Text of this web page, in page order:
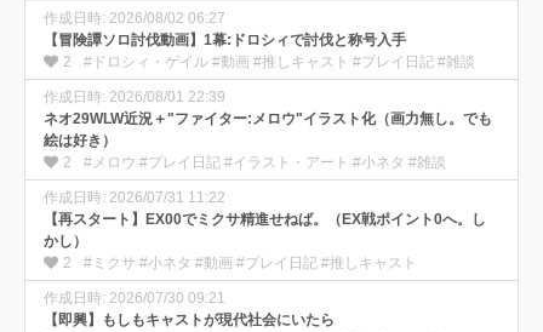
作成日時: 2026/08/02 06:27
【冒険譚ソロ討伐動画】1幕:ドロシィで討伐と称号入手
2
#ドロシィ・ゲイル #動画 #推しキャスト #プレイ日記 #雑談
作成日時: 2026/08/01 22:39
ネオ29WLW近況＋"ファイター:メロウ"イラスト化（画力無し。でも
絵は好き）
2
#メロウ #プレイ日記 #イラスト・アート #小ネタ #雑談
作成日時: 2026/07/31 11:22
【再スタート】EX00でミクサ精進せねば。（EX戦ポイント0へ。し
かし）
2
#ミクサ #小ネタ #動画 #プレイ日記 #推しキャスト
作成日時: 2026/07/30 09:21
【即興】もしもキャストが現代社会にいたら